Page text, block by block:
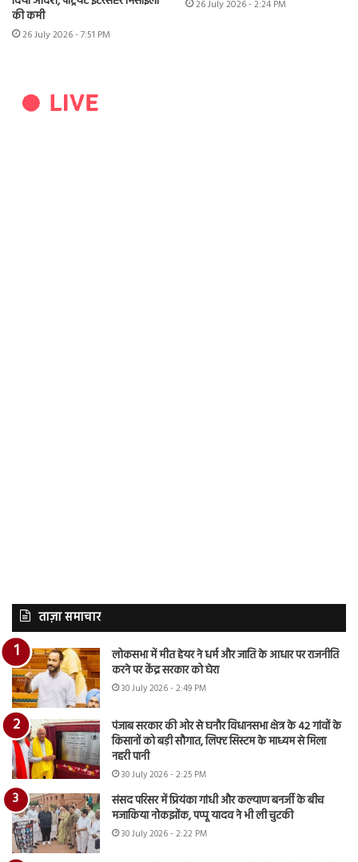
की कमी
26 July 2026 - 7:51 PM
26 July 2026 - 2:24 PM
ताज़ा समाचार
लोकसभा में मीत हेयर ने धर्म और जाति के आधार पर राजनीति
करने पर केंद्र सरकार को घेरा
30 July 2026 - 2:49 PM
पंजाब सरकार की ओर से घनौर विधानसभा क्षेत्र के 42 गांवों के
किसानों को बड़ी सौगात, लिफ्ट सिस्टम के माध्यम से मिला
नहरी पानी
30 July 2026 - 2:25 PM
संसद परिसर में प्रियंका गांधी और कल्याण बनर्जी के बीच
मजाकिया नोकझोंक, पप्पू यादव ने भी ली चुटकी
30 July 2026 - 2:22 PM